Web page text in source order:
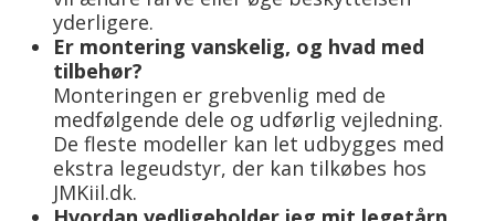
yderligere.
Er montering vanskelig, og hvad med
tilbehør?
Monteringen er grebvenlig med de
medfølgende dele og udførlig vejledning.
De fleste modeller kan let udbygges med
ekstra legeudstyr, der kan tilkøbes hos
JMKiil.dk.